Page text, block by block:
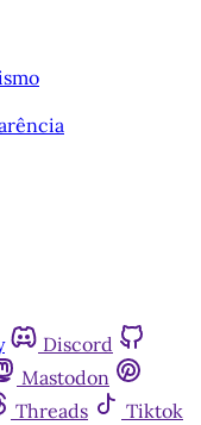
Discord
Mastodon
Threads
Tiktok